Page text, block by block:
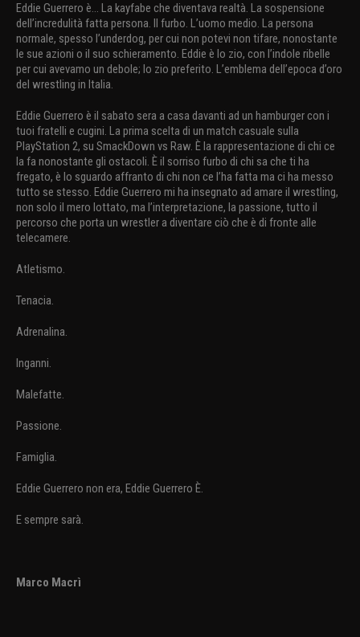
Eddie Guerrero è... La kayfabe che diventava realtà. La sospensione
dell’incredulità fatta persona. Il furbo. L’uomo medio. La persona
normale, spesso l’underdog, per cui non potevi non tifare, nonostante
le sue azioni o il suo schieramento. Eddie è lo zio, con l’indole ribelle
per cui avevamo un debole; lo zio preferito. L’emblema dell’epoca d’oro
del wrestling in Italia.
Eddie Guerrero è il sabato sera a casa davanti ad un hamburger con i
tuoi fratelli e cugini. La prima scelta di un match casuale sulla
PlayStation 2, su SmackDown vs Raw. È la rappresentazione di chi ce
la fa nonostante gli ostacoli. È il sorriso furbo di chi sa che ti ha
fregato, è lo sguardo affranto di chi non ce l’ha fatta ma ci ha messo
tutto se stesso. Eddie Guerrero mi ha insegnato ad amare il wrestling,
non solo il mero lottato, ma l’interpretazione, la passione, tutto il
percorso che porta un wrestler a diventare ciò che è di fronte alle
telecamere.
Atletismo.
Tenacia.
Adrenalina.
Inganni.
Malefatte.
Passione.
Famiglia.
Eddie Guerrero non era, Eddie Guerrero È.
E sempre sarà.
Marco Macrì